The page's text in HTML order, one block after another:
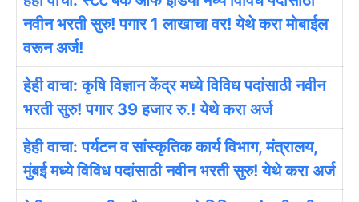
नवीन भरती सुरु! पगार 1 लाखाचा वर! येथे करा मोबाईल
वरून अर्ज!
हेही वाचा: कृषि विज्ञान केंद्र मध्ये विविध पदांसाठी नवीन
भरती सुरु! पगार 39 हजार रु.! येथे करा अर्ज
हेही वाचा: पर्यटन व सांस्कृतिक कार्य विभाग, मंत्रालय,
मुंबई मध्ये विविध पदांसाठी नवीन भरती सुरु! येथे करा अर्ज